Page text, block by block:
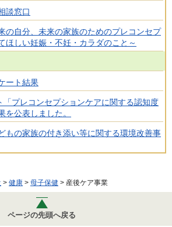
談窓口
の自分、未来の家族のためのプレコンセプ
ほしい妊娠・不妊・カラダのこと～
ート結果
「プレコンセプションケアに関する認知度
を公表しました。
もの家族の付き添い等に関する環境改善事
> 健康 > 母子保健 > 産後ケア事業
ページの先頭へ戻る